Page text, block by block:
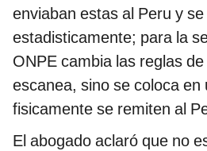
enviaban estas al Peru y
estadisticamente; para la
ONPE cambia las reglas
escanea, sino se coloca en
fisicamente se remiten al
El abogado aclaró que no